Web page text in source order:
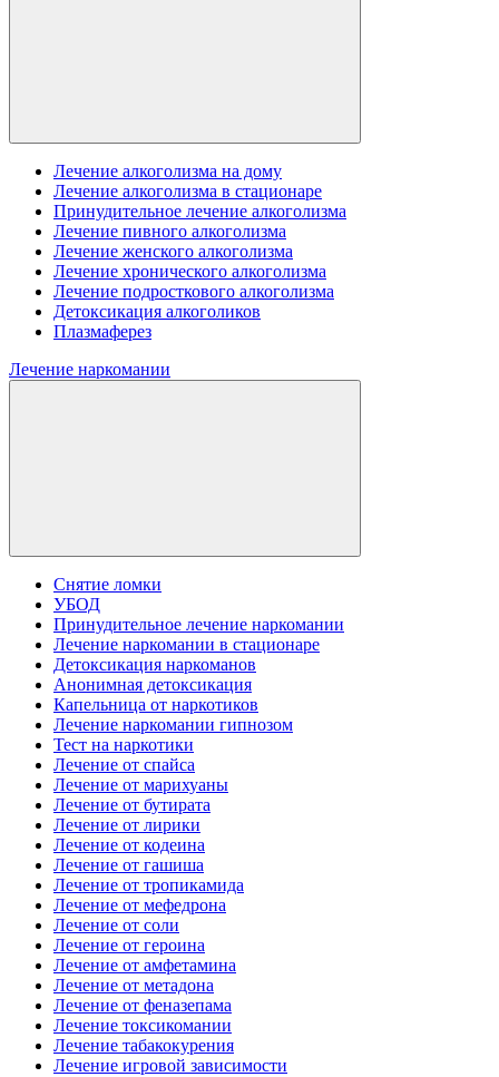
Лечение алкоголизма на дому
Лечение алкоголизма в стационаре
Принудительное лечение алкоголизма
Лечение пивного алкоголизма
Лечение женского алкоголизма
Лечение хронического алкоголизма
Лечение подросткового алкоголизма
Детоксикация алкоголиков
Плазмаферез
Лечение наркомании
Снятие ломки
УБОД
Принудительное лечение наркомании
Лечение наркомании в стационаре
Детоксикация наркоманов
Анонимная детоксикация
Капельница от наркотиков
Лечение наркомании гипнозом
Тест на наркотики
Лечение от спайса
Лечение от марихуаны
Лечение от бутирата
Лечение от лирики
Лечение от кодеина
Лечение от гашиша
Лечение от тропикамида
Лечение от мефедрона
Лечение от соли
Лечение от героина
Лечение от амфетамина
Лечение от метадона
Лечение от феназепама
Лечение токсикомании
Лечение табакокурения
Лечение игровой зависимости